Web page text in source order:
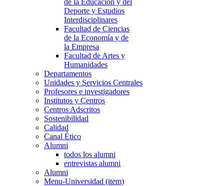
de la Educación y del
Deporte y Estudios
Interdisciplinares
Facultad de Ciencias
de la Economía y de
la Empresa
Facultad de Artes y
Humanidades
Departamentos
Unidades y Servicios Centrales
Profesores e investigadores
Institutos y Centros
Centros Adscritos
Sostenibilidad
Calidad
Canal Ético
Alumni
todos los alumni
entrevistas alumni
Alumni
Menu-Universidad (item)